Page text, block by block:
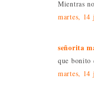
Mientras
martes, 14
señorita
que bonito
martes, 14